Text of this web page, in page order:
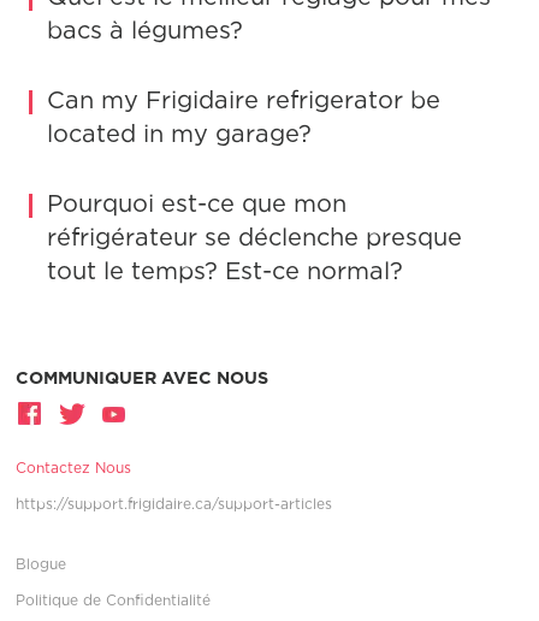
bacs à légumes?
Can my Frigidaire refrigerator be
located in my garage?
Pourquoi est-ce que mon
réfrigérateur se déclenche presque
tout le temps? Est-ce normal?
COMMUNIQUER AVEC NOUS
Contactez Nous
https://support.frigidaire.ca/support-articles
Blogue
Politique de Confidentialité